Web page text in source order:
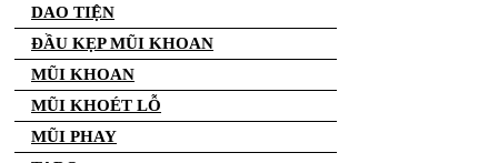
DAO TIỆN
ĐẦU KẸP MŨI KHOAN
MŨI KHOAN
MŨI KHOÉT LỖ
MŨI PHAY